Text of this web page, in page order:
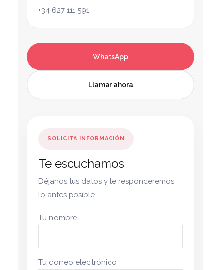
+34 627 111 591
WhatsApp
Llamar ahora
SOLICITA INFORMACIÓN
Te escuchamos
Déjanos tus datos y te responderemos
lo antes posible.
Tu nombre
Tu correo electrónico